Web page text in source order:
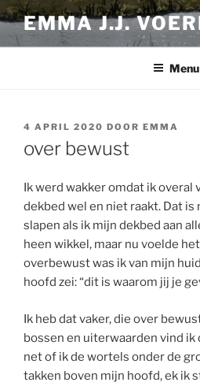
Ga
naar
de
EMMA J.J.
Menu
GEPLAATST
4 APRIL 2020 DOOR EMMA
over bewust
Ik werd wakker omdat ik overal
dekbed wel en niet raakt. Dat is
slapen als ik mijn dekbed aan
heen wikkel, maar nu voelde
overbewust was ik van mijn
hoofd zei: “dit is waarom jij je
Ik heb dat vaker, die over
bossen en uiterwaarden vind ik
net of ik de wortels onder de
takken boven mijn hoofd, ek ik